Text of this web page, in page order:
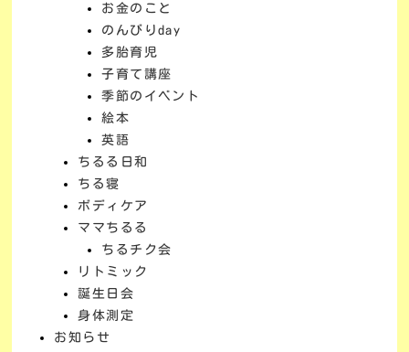
お金のこと
のんびりday
多胎育児
子育て講座
季節のイベント
絵本
英語
ちるる日和
ちる寝
ボディケア
ママちるる
ちるチク会
リトミック
誕生日会
身体測定
お知らせ